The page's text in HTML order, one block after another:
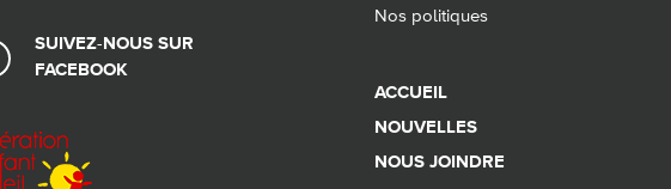
SUIVEZ-NOUS SUR
FACEBOOK
Nos politiques
ACCUEIL
NOUVELLES
NOUS JOINDRE